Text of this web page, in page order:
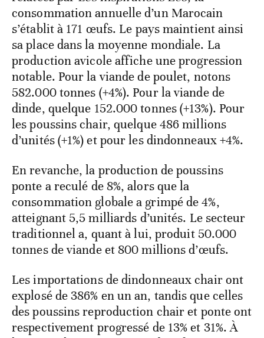
consommation annuelle d’un Marocain
s’établit à 171 œufs. Le pays maintient ainsi
sa place dans la moyenne mondiale. La
production avicole affiche une progression
notable. Pour la viande de poulet, notons
582.000 tonnes (+4%). Pour la viande de
dinde, quelque 152.000 tonnes (+13%). Pour
les poussins chair, quelque 486 millions
d’unités (+1%) et pour les dindonneaux +4%.
En revanche, la production de poussins
ponte a reculé de 8%, alors que la
consommation globale a grimpé de 4%,
atteignant 5,5 milliards d’unités. Le secteur
traditionnel a, quant à lui, produit 50.000
tonnes de viande et 800 millions d’œufs.
Les importations de dindonneaux chair ont
explosé de 386% en un an, tandis que celles
des poussins reproduction chair et ponte ont
respectivement progressé de 13% et 31%. À